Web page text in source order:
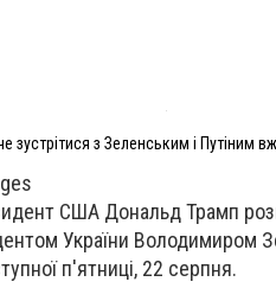
зустрітися з Зеленським і Путіним
США Дональд Трамп
України Володимиром
п'ятниці, 22 серпня.